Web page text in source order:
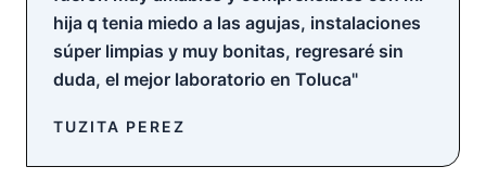
d
o
c
n
hija q tenia miedo a las agujas, instalaciones
súper limpias y muy bonitas, regresaré sin
duda, el mejor laboratorio en Toluca"
TUZITA PEREZ